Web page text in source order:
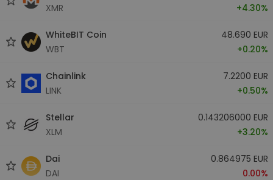
XMR
+4.30%
WhiteBIT Coin
WBT
48.690 EUR
+0.20%
Chainlink
LINK
7.2200 EUR
+0.50%
Stellar
XLM
0.143206000 EUR
+3.20%
Dai
DAI
0.864975 EUR
0.00%